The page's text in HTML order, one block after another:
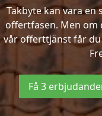
Takbyte kan vara en
offertfasen. Men om
vår offerttjänst får
Få 3